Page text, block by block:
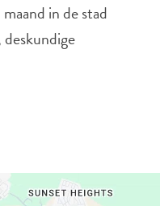
in de stad